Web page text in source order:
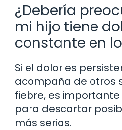
¿Debería
mi hijo tiene
constante en
Si el dolor es
acompaña de otros
fiebre, es
para descartar
más serias.